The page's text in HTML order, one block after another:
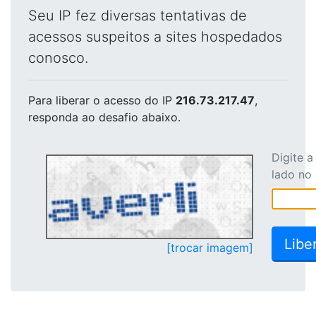
Seu IP fez diversas tentativas de
acessos suspeitos a sites hospedados
conosco.
Para liberar o acesso do IP 216.73.217.47,
responda ao desafio abaixo.
[trocar imagem]
Digite
lado no